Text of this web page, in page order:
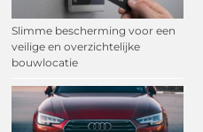
Slimme bescherming voor een
veilige en overzichtelijke
bouwlocatie